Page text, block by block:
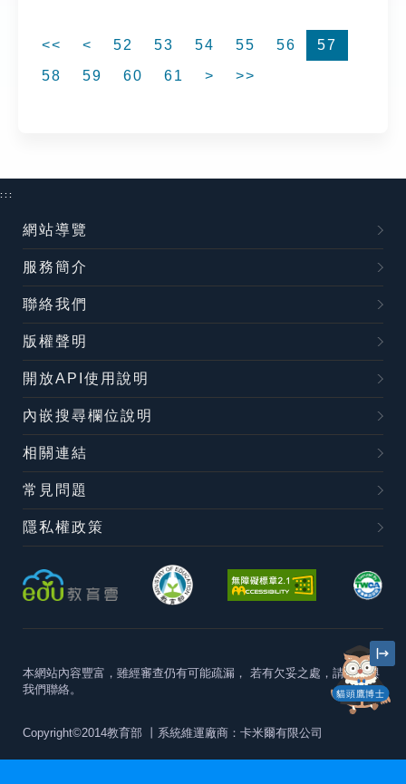
<< < 52 53 54 55 56
57
58
59 60 61 > >>
貓頭鷹博士
:::
網站導覽
服務簡介
聯絡我們
版權聲明
開放API使用說明
內嵌搜尋欄位說明
相關連結
常見問題
隱私權政策
本網站內容豐富，雖經審查仍有可能疏漏， 若有欠妥之處，請隨時與
我們聯絡。
Copyright©2014教育部 丨系統維運廠商：卡米爾有限公司